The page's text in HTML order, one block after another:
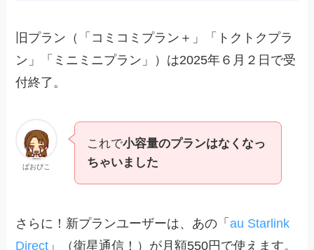
旧プラン（「コミコミプラン＋」「トクトクプラ
ン」「ミニミニプラン」）は2025年６月２日で受
付終了。
ぱおぴこ
これで小容量のプランはなくなっ
ちゃいました
さらに！新プランユーザーは、あの「au Starlink
Direct 」（衛星通信！）が月額550円で使えます。